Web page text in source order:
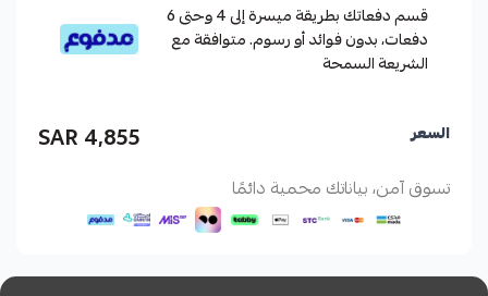
قسم دفعاتك بطريقة ميسرة إلى 4 وحتى 6
دفعات، بدون فوائد أو رسوم. متوافقة مع
الشريعة السمحة
السعر 4,855 SAR
تسوق آمن، بياناتك محمية دائمًا